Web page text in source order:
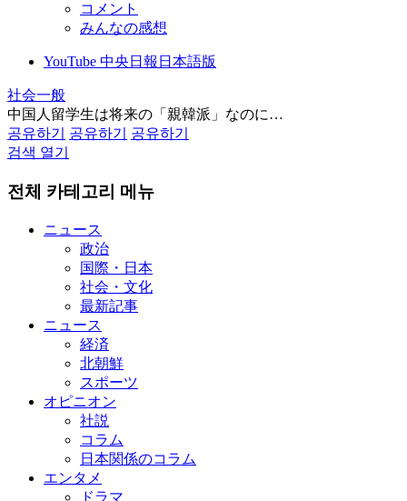
コメント
みんなの感想
YouTube 中央日報日本語版
社会一般
中国人留学生は将来の「親韓派」なのに…
공유하기
공유하기
공유하기
검색 열기
전체 카테고리 메뉴
ニュース
政治
国際・日本
社会・文化
最新記事
ニュース
経済
北朝鮮
スポーツ
オピニオン
社説
コラム
日本関係のコラム
エンタメ
ドラマ